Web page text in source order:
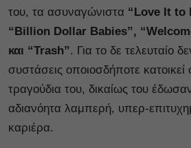
του, τα ασυναγώνιστα “Love It to
“Billion Dollar Babies”,
και “Trash”. Για το δε τελευταίο
συστάσεις οποιοσδήποτε
τραγούδια του, δικαίως του
αδιανόητα λαμπερή, υπερ-
καριέρα.